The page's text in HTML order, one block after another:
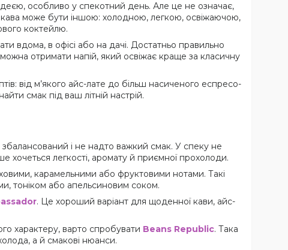
особливо у спекотний день. Але це не означає,
може бути іншою: холодною, легкою, освіжаючою,
коктейлю.
вдома, в офісі або на дачі. Достатньо правильно
можна отримати напій, який освіжає краще за класичну
від м’якого айс-лате до більш насиченого еспресо-
смак під ваш літній настрій.
і не надто важкий смак. У спеку не
хочеться легкості, аромату й приємної прохолоди.
карамельними або фруктовими нотами. Такі
тоніком або апельсиновим соком.
. Це хороший варіант для щоденної кави, айс-
характеру, варто спробувати Beans Republic. Така
а й смакові нюанси.